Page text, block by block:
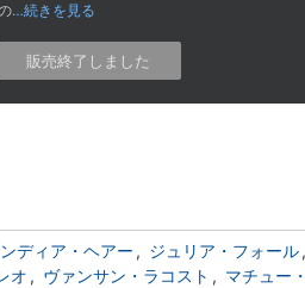
…続きを見る
販売終了しました
ディア・ヘアー ジュリア・フォール
オ ヴァンサン・ラコスト
マチュー